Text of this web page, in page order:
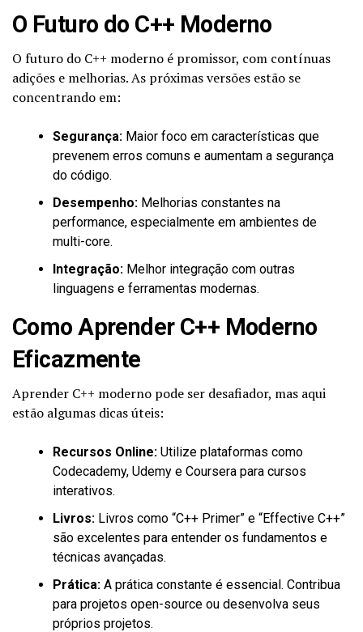
O Futuro do C++ Moderno
O futuro do C++ moderno é promissor, com contínuas
adições e melhorias. As próximas versões estão se
concentrando em:
Segurança: Maior foco em características que
prevenem erros comuns e aumentam a segurança
do código.
Desempenho: Melhorias constantes na
performance, especialmente em ambientes de
multi-core.
Integração: Melhor integração com outras
linguagens e ferramentas modernas.
Como Aprender C++ Moderno
Eficazmente
Aprender C++ moderno pode ser desafiador, mas aqui
estão algumas dicas úteis:
Recursos Online: Utilize plataformas como
Codecademy, Udemy e Coursera para cursos
interativos.
Livros: Livros como “C++ Primer” e “Effective C++”
são excelentes para entender os fundamentos e
técnicas avançadas.
Prática: A prática constante é essencial. Contribua
para projetos open-source ou desenvolva seus
próprios projetos.